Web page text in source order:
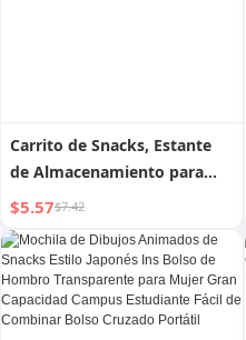
Carrito de Snacks, Estante
de Almacenamiento para
Productos de Bebés, Estante
de Almacenamiento Móvil
de Múltiples Niveles,
Estantes Organizadores
$5.57$7.42